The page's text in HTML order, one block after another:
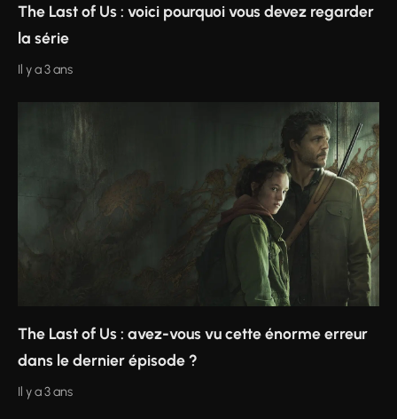
The Last of Us : voici pourquoi vous devez regarder
la série
Il y a 3 ans
The Last of Us : avez-vous vu cette énorme erreur
dans le dernier épisode ?
Il y a 3 ans